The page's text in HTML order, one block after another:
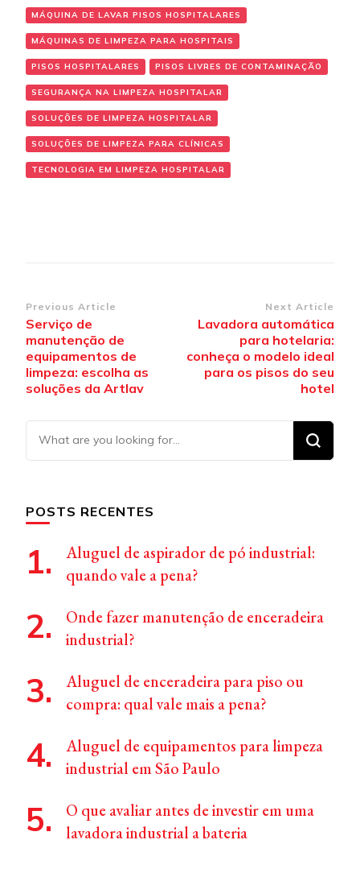
MÁQUINA DE LAVAR PISOS HOSPITALARES
MÁQUINAS DE LIMPEZA PARA HOSPITAIS
PISOS HOSPITALARES PISOS LIVRES DE CONTAMINAÇÃO
SEGURANÇA NA LIMPEZA HOSPITALAR
SOLUÇÕES DE LIMPEZA HOSPITALAR
SOLUÇÕES DE LIMPEZA PARA CLÍNICAS
TECNOLOGIA EM LIMPEZA HOSPITALAR
Post
Navigation
Previous Article
Serviço de
manutenção de
equipamentos de
limpeza: escolha as
soluções da Artlav
Next Article
Lavadora automática
para hotelaria:
conheça o modelo ideal
para os pisos do seu
hotel
Looking
for
POSTS RECENTES
Aluguel de aspirador de pó industrial:
quando vale a pena?
Onde fazer manutenção de enceradeira
industrial?
Aluguel de enceradeira para piso ou
compra: qual vale mais a pena?
Aluguel de equipamentos para limpeza
industrial em São Paulo
O que avaliar antes de investir em uma
lavadora industrial a bateria